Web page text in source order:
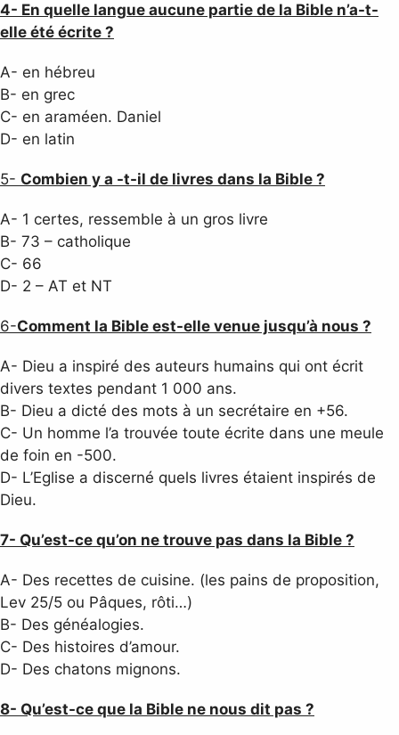
4- En quelle langue aucune partie de la Bible n’a-t-
elle été écrite ?
A- en hébreu
B- en grec
C- en araméen. Daniel
D- en latin
5- Combien y a -t-il de livres dans la Bible ?
A- 1 certes, ressemble à un gros livre
B- 73 – catholique
C- 66
D- 2 – AT et NT
6-Comment la Bible est-elle venue jusqu’à nous ?
A- Dieu a inspiré des auteurs humains qui ont écrit
divers textes pendant 1 000 ans.
B- Dieu a dicté des mots à un secrétaire en +56.
C- Un homme l’a trouvée toute écrite dans une meule
de foin en -500.
D- L’Eglise a discerné quels livres étaient inspirés de
Dieu.
7- Qu’est-ce qu’on ne trouve pas dans la Bible ?
A- Des recettes de cuisine. (les pains de proposition,
Lev 25/5 ou Pâques, rôti…)
B- Des généalogies.
C- Des histoires d’amour.
D- Des chatons mignons.
8- Qu’est-ce que la Bible ne nous dit pas ?